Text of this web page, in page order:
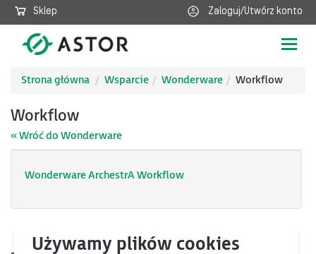
Sklep Zaloguj/Utwórz konto
Strona główna
Wsparcie Wonderware Workflow
Workflow
« Wróć do Wonderware
Wonderware ArchestrA Workflow